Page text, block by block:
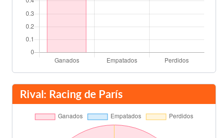
Rival: Racing de París